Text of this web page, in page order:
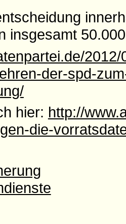
insgesamt
der-spd-
hier: http://
die-